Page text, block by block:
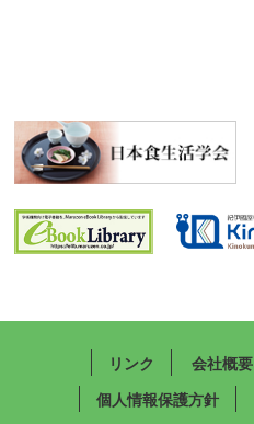
リンク 会社概要
個人情報保護方針